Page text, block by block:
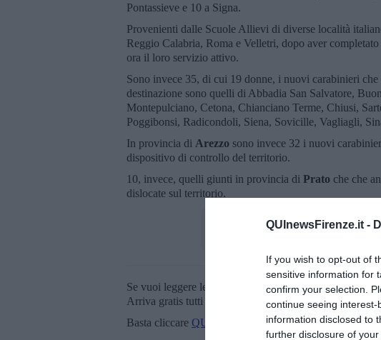
QUInewsFirenze.it -
If you wish to opt-out of
sensitive information for
confirm your selection.
continue seeing
information disclosed to
further disclosure of
Pontassieve e 10 a Signa.
Provenienti dalle Scuole Allievi di diverse località
Reggio Calabria, Roma e Velletri, dopo aver
ora il loro servizio attivo.
Sono invece 35, di cui 19 donne, i nuovi carabinieri
destinazione sono quelli di Abbadia San Salvatore,
Montepulciano, Cetona, Chianciano Terme, Chiusi,
Poggibonsi, Radicondoli, Siena, Sovicille, Vagliagli,
In provincia di Arezzo sono invece 32 i nuovi
dispositivo di controllo del territorio.
10, invece, quelli giunti in provincia di Prato che che
dislocate sul territorio.
Se vuoi leggere le notizie principali della Toscana
Arriva gratis tutti i giorni alle 20:00 direttamente nella
Basta cliccare QUI